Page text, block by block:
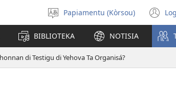
Skohe
Idioma
Papiamentu (Kòrsou)
BIBLIOTEKA NOTISIA
di Testigu di Yehova Ta Organisá?